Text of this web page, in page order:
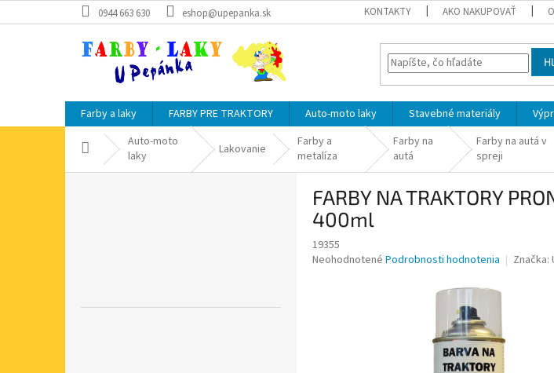
na
0944 663 630 eshop@upepanka.sk KONTAKTY AKO NAKUPOVAŤ
Farby a laky FARBY PRE TRAKTORY Auto-moto laky Stavebné materiály
DomovAuto-moto
laky
Lakovanie
Farby a
metalíza
Farby na
autá
Farby na autá v
spreji
FARBY NA TRAKTORY
400ml
19355
Priemerné
Neohodnotené Podrobnosti hodnotenia Značka: